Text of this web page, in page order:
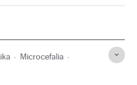
Microcefalia